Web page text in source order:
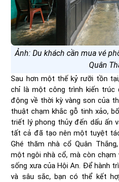
Ảnh: Du khách cần mua vé
Quân
Sau hơn một thế kỷ rưỡi tồn
chỉ là một công trình kiến trúc
động về thời kỳ vàng son của
thuật chạm khắc gỗ tinh xảo,
triết lý phong thủy đến dấu ấn
tất cả đã tạo nên một tuyệt
Ghé thăm nhà cổ Quân
một ngôi nhà cổ, mà còn chạm
sống xưa của Hội An. Để hành
và sâu sắc, bạn có thể kết